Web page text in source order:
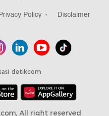
Policy Disclaimer
detikcom
All right reserved